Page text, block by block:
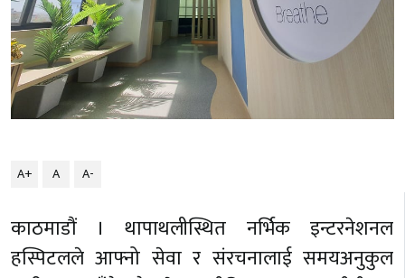
A+ A A-
काठमाडौं । थापाथलीस्थित नर्भिक इन्टरनेशनल
हस्पिटलले आफ्नो सेवा र संरचनालाई समयअनुकुल